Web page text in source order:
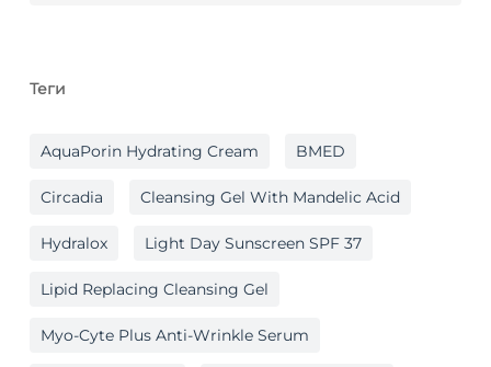
Теги
AquaPorin Hydrating Cream BMED
Circadia Cleansing Gel With Mandelic Acid
Hydralox Light Day Sunscreen SPF 37
Lipid Replacing Cleansing Gel
Myo-Cyte Plus Anti-Wrinkle Serum